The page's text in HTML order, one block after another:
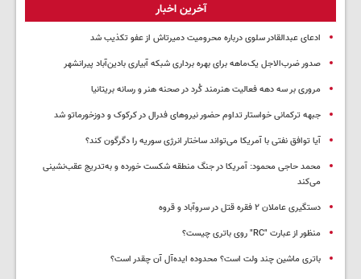
آخرین اخبار
ادعای عبدالقادر سلوی درباره محرومیت دمیرتاش از عفو تکذیب شد
صدور ضرب‌الاجل یک‌ماهه برای بهره برداری شبکه آبیاری بادین‌آباد پیرانشهر
مروری بر سه دهه فعالیت هنرمند کُرد در صحنه هنر و رسانه بریتانیا
جبهه ترکمانی خواستار تداوم حضور نیروهای فدرال در کرکوک و دوزخورماتو شد
آیا توافق نفتی با آمریکا می‌تواند ساختار انرژی سوریه را دگرگون کند؟
محمد حاجی محمود: آمریکا در جنگ منطقه شکست خورده و به‌تدریج عقب‌نشینی
می‌کند
دستگیری عاملان ۲ فقره قتل در سروآباد و قروه
منظور از عبارت "RC" روی باتری چیست؟
باتری ماشین چند ولت است؟ محدوده ایده‌آل آن چقدر است؟